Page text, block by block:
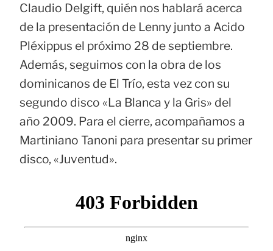
Claudio Delgift, quién nos hablará acerca
de la presentación de Lenny junto a Acido
Pléxippus el próximo 28 de septiembre.
Además, seguimos con la obra de los
dominicanos de El Trío, esta vez con su
segundo disco «La Blanca y la Gris» del
año 2009. Para el cierre, acompañamos a
Martiniano Tanoni para presentar su primer
disco, «Juventud».